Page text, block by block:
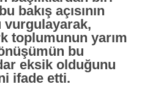
bakış açısının
toplumunun yarım
bu
eksik olduğunu
ifade etti.